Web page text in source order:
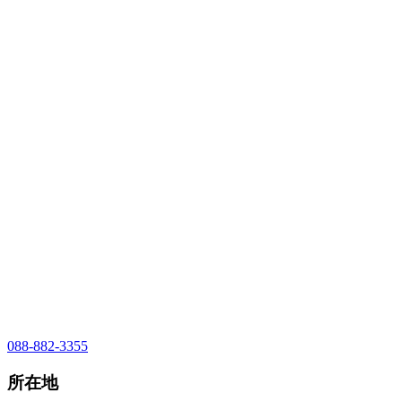
088-882-3355
所在地